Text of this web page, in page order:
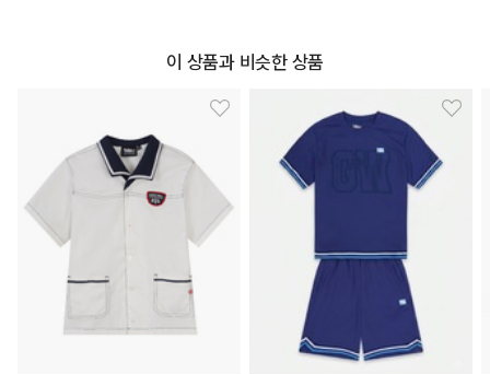
이 상품과 비슷한 상품